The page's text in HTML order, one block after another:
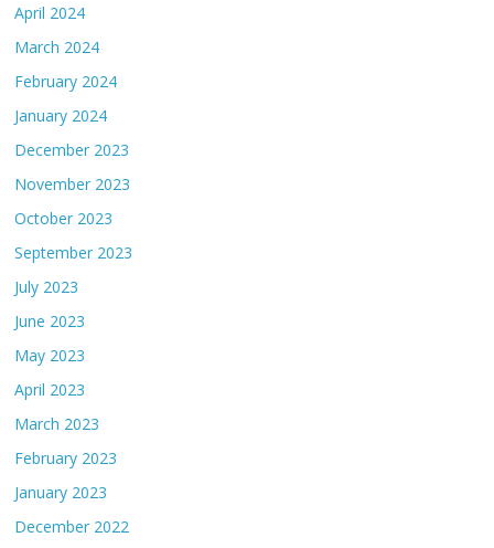
April 2024
March 2024
February 2024
January 2024
December 2023
November 2023
October 2023
September 2023
July 2023
June 2023
May 2023
April 2023
March 2023
February 2023
January 2023
December 2022